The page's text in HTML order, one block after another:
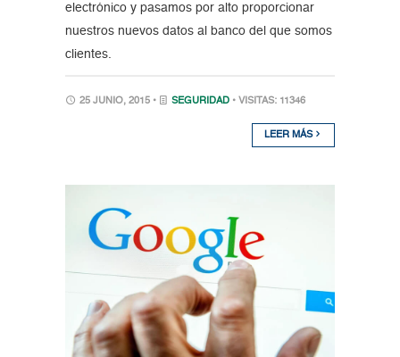
electrónico y pasamos por alto proporcionar
nuestros nuevos datos al banco del que somos
clientes.
25 JUNIO, 2015 • SEGURIDAD • VISITAS: 11346
LEER MÁS